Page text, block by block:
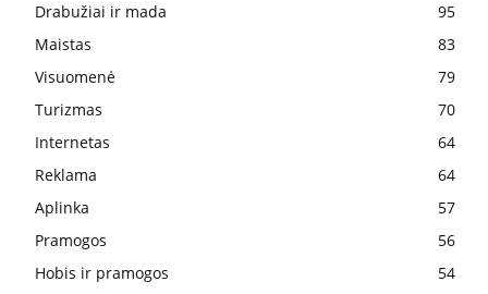
Drabužiai ir mada
95
Maistas
83
Visuomenė
79
Turizmas
70
Internetas
64
Reklama
64
Aplinka
57
Pramogos
56
Hobis ir pramogos
54